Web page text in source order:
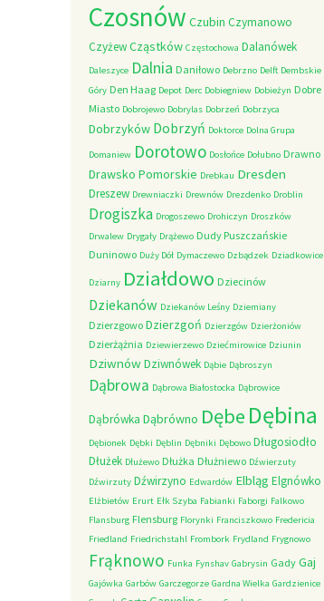
Czosnów Czubin Czymanowo
CzyżewCząstków Częstochowa Dalanówek
Daleszyce Dalnia Daniłowo Debrzno Delft Dembskie
Góry Den Haag Depot Derc Dobiegniew Dobieżyn Dobre
Miasto Dobrojewo Dobrylas Dobrzeń Dobrzyca
Dobrzyków Dobrzyń Doktorce Dolna Grupa
Domaniew Dorotowo Dosłońce Dołubno Drawno
Drawsko Pomorskie Drebkau Dresden
Dreszew Drewniaczki Drewnów Drezdenko Droblin
Drogiszka Drogoszewo Drohiczyn Droszków
Drwalew Drygały Drążewo Dudy Puszczańskie
Duninowo Duży Dół Dymaczewo Dzbądzek Dziadkowice
Dziarny Działdowo Dziecinów
Dziekanów Dziekanów Leśny Dziemiany
Dzierzgowo Dzierzgoń Dzierzgów Dzierżoniów
Dzierżążnia Dziewierzewo Dziećmirowice Dziunin
DziwnówDziwnówek Dąbie Dąbroszyn
Dąbrowa Dąbrowa Białostocka Dąbrowice
Dąbrówka Dąbrówno Dębe Dębina
Dębionek Dębki Dęblin Dębniki Dębowo Długosiodło
Dłużek Dłużewo Dłużka Dłużniewo Dźwierzuty
Dźwirzuty Dźwirzyno Edwardów Elbląg Elgnówko
Elżbietów Erurt Ełk Szyba Fabianki Faborgi Falkowo
Flansburg Flensburg Florynki Franciszkowo Fredericia
Friedland Friedrichstahl Frombork Frydland Frygnowo
Frąknowo Funka Fynshav Gabrysin Gady Gaj
Gajówka Garbów Garczegorze Gardna Wielka Gardzienice